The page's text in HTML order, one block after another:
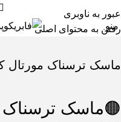
عبور به ناوبری
رفتن به محتوای اصلی
منو
ماسک ترسناک
🟠ماسک ترسناک